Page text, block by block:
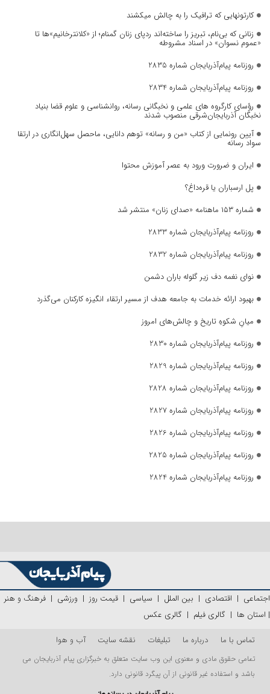
کارتونهایی که ترافیک را به چالش میکشند
زنانی که بی‌نام، تبریز را ساخته‌اند ردپای زنان گمنام؛ از «کلانترخانیم»ها تا
«عموم نسوان» در اسناد مشروطه
روزنامه پیام‌آذربایجان شماره 2835
روزنامه پیام‌آذربایجان شماره 2834
رؤسای کارگروه های علمی و نخبگانی رسانه، روانشناسی و علوم قضا بنیاد
نخبگان آذربایجان‌شرقی منصوب شدند
آیین رونمایی از کتاب «من و رسانه» توهم دانایی، ماحصل سهل‌انگاری در ارتقا
سواد رسانه
ایران و ضرورت ورود به عصر آموزش محتوا
پل ارسباران یا قره‌داغ؟
شماره ۱۵۳ ماهنامه «صدای زنان» منتشر شد
روزنامه پیام‌آذربایجان شماره 2833
روزنامه پیام‌آذربایجان شماره 2832
نوای نغمه دف زیر گلوله باران دشمن
بهبود ارائه خدمات به جامعه هدف از مسیر ارتقاء انگیزه کارکنان می‌گذرد
میانِ شکوهِ تاریخ و چالش‌های امروز
روزنامه پیام‌آذربایجان شماره 2830
روزنامه پیام‌آذربایجان شماره 2829
روزنامه پیام‌آذربایجان شماره 2828
روزنامه پیام‌آذربایجان شماره 2827
روزنامه پیام‌آذربایجان شماره 2826
روزنامه پیام‌آذربایجان شماره 2825
روزنامه پیام‌آذربایجان شماره 2824
اجتماعی | اقتصادی | بین الملل | سیاسی | قیمت روز | ورزشی | فرهنگ و هنر
| استان ها | گالری فیلم | گالری عکس
تماس با ما
درباره ما تبلیغات نقشه سایت آب و هوا
تمامی حقوق مادی و معنوی این وب سایت متعلق به خبرگزاری پیام آذربایجان می
باشد و استفاده غیر قانونی از آن پیگرد قانونی دارد.